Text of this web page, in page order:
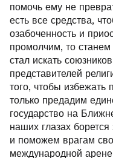
помочь ему не
есть все средства,
озабоченность и
промолчим, то
стал искать
представителей
того, чтобы избежать
только предадим
государство на
наших глазах
и поможем врагам
международной